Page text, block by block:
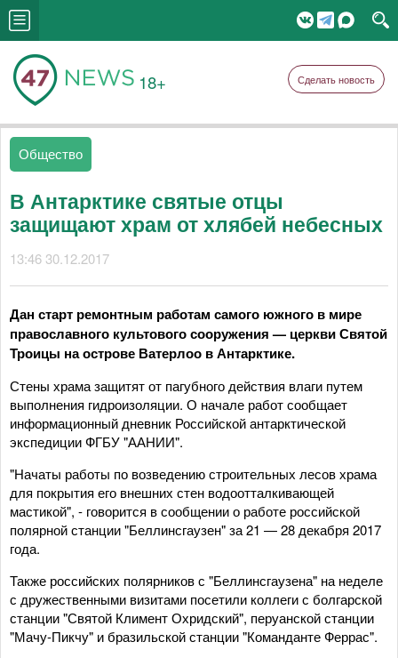
18+ Сделать новость
Общество
В Антарктике святые отцы
защищают храм от хлябей небесных
13:46 30.12.2017
Дан старт ремонтным работам самого южного в мире
православного культового сооружения — церкви Святой
Троицы на острове Ватерлоо в Антарктике.
Стены храма защитят от пагубного действия влаги путем
выполнения гидроизоляции. О начале работ сообщает
информационный дневник Российской антарктической
экспедиции ФГБУ "ААНИИ".
"Начаты работы по возведению строительных лесов храма
для покрытия его внешних стен водоотталкивающей
мастикой", - говорится в сообщении о работе российской
полярной станции "Беллинсгаузен" за 21 — 28 декабря 2017
года.
Также российских полярников с "Беллинсгаузена" на неделе
с дружественными визитами посетили коллеги с болгарской
станции "Святой Климент Охридский", перуанской станции
"Мачу-Пикчу" и бразильской станции "Команданте Феррас".